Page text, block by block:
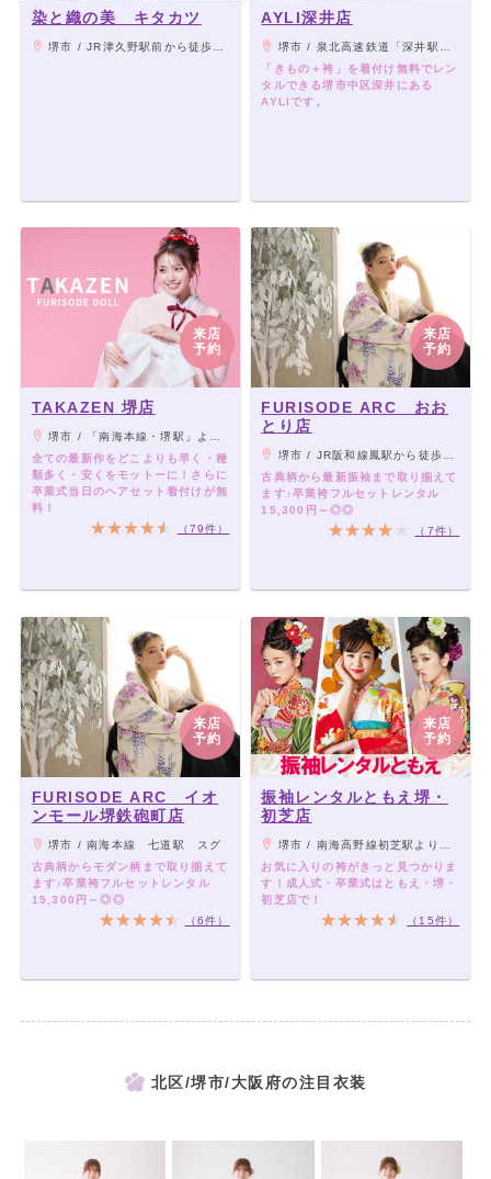
染と織の美 キタカツ
堺市 / JR津久野駅前から徒歩1分
AYLI深井店
堺市 / 泉北高速鉄道「深井駅」から徒歩3分
「きもの＋袴」を着付け無料でレン
タルできる堺市中区深井にある
AYLIです。
来店
予約
TAKAZEN 堺店
堺市 / 「南海本線・堺駅」より西出口にて直結 !
全ての最新作をどこよりも早く・種
類多く・安くをモットーに！さらに
卒業式当日のヘアセット着付けが無
料！
（79件）
来店
予約
FURISODE ARC おお
とり店
堺市 / JR阪和線鳳駅から徒歩10分
古典柄から最新振袖まで取り揃えて
ます♪卒業袴フルセットレンタル
15,300円～◎◎
（7件）
来店
予約
FURISODE ARC イオ
ンモール堺鉄砲町店
堺市 / 南海本線 七道駅 スグ
古典柄からモダン柄まで取り揃えて
ます♪卒業袴フルセットレンタル
15,300円～◎◎
（6件）
来店
予約
振袖レンタルともえ堺・
初芝店
堺市 / 南海高野線初芝駅より徒歩5分
お気に入りの袴がきっと見つかりま
す！成人式・卒業式はともえ・堺・
初芝店で！
（15件）
北区/堺市/大阪府の注目衣装